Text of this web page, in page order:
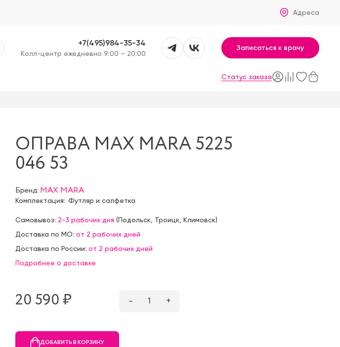
Адреса
+7(495)984-35-34
Kолл-центр ежедневно 9:00 – 20:00
Записаться к врачу
Статус заказа
ОПРАВА MAX MARA 5225
046 53
Бренд:MAX MARA
Комплектация: Футляр и салфетка
Самовывоз: 2-3 рабочих дня (Подольск, Троицк, Климовск)
Доставка по МО: от 2 рабочих дней
Доставка по России: от 2 рабочих дней
Подробнее о доставке
20 590 ₷ – 1 +
ДОБАВИТЬ В КОРЗИНУ